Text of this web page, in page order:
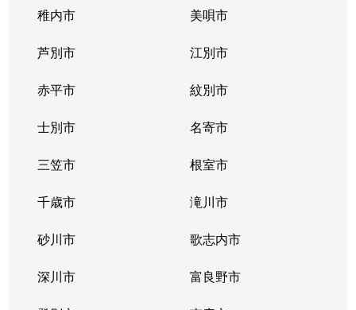
北３９条東
栄町(札幌)
北３９条東
栄町(札幌)
北４０条東
栄町(札幌)
北４０条東
栄町(札幌)
北４１条東
麻生
北４２条東
栄町(札幌)
北４３条東
栄町(札幌)
北４３条東
栄町(札幌)
稚内市 美唄市
芦別市 江別市
赤平市 紋別市
士別市 名寄市
三笠市 根室市
千歳市 滝川市
砂川市 歌志内市
深川市 富良野市